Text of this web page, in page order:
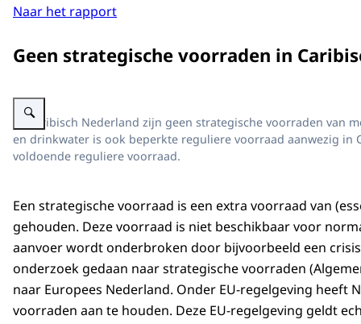
Naar het rapport
Geen strategische voorraden in
Vergroot afbeelding Schematische weergave van de beperkte
In Caribisch Nederland zijn geen strategische voorraden van
en drinkwater is ook beperkte reguliere voorraad aanwezig in
voldoende reguliere voorraad.
Een strategische voorraad is een extra voorraad van
gehouden. Deze voorraad is niet beschikbaar voor
aanvoer wordt onderbroken door bijvoorbeeld een
onderzoek gedaan naar strategische voorraden
naar Europees Nederland. Onder EU-regelgeving
voorraden aan te houden. Deze EU-regelgeving geldt